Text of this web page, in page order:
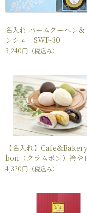
名入れ バームクーヘン＆
ンシェ SWF-30
3,240円 （税込み）
【名入れ】
bon（クラムボン）冷や
ームパン8個セット
4,320円 （税込み）